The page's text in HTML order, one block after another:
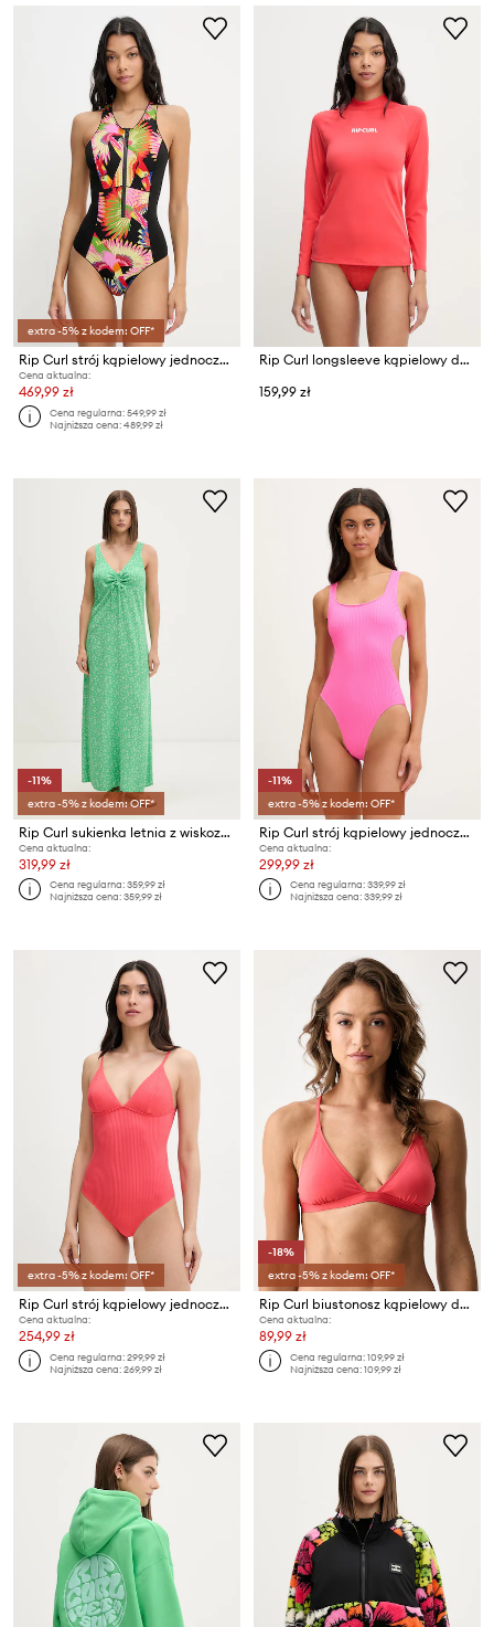
extra -5% z kodem: OFF*
Rip Curl strój kąpielowy jednoczęściowy damski FARM RIO
Cena aktualna:
469,99 zł
Cena regularna:549,99 zł
Najniższa cena:489,99 zł
Rip Curl longsleeve kąpielowy damski
159,99 zł
-11%
extra -5% z kodem: OFF*
Rip Curl sukienka letnia z wiskozy SURF SIDE
Cena aktualna:
319,99 zł
Cena regularna:359,99 zł
Najniższa cena:359,99 zł
-11%
extra -5% z kodem: OFF*
Rip Curl strój kąpielowy jednoczęściowy damski RC X SC 1PC
Cena aktualna:
299,99 zł
Cena regularna:339,99 zł
Najniższa cena:339,99 zł
extra -5% z kodem: OFF*
Rip Curl strój kąpielowy jednoczęściowy damski LUXE SURF GOOD
Cena aktualna:
254,99 zł
Cena regularna:299,99 zł
Najniższa cena:269,99 zł
-18%
extra -5% z kodem: OFF*
Rip Curl biustonosz kąpielowy damski CLASSIC SURF
Cena aktualna:
89,99 zł
Cena regularna:109,99 zł
Najniższa cena:109,99 zł